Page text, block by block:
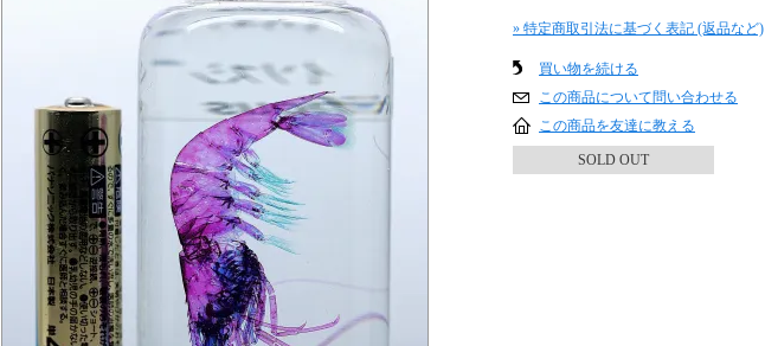
» 特定商取引法に基づく表記 (返品など)
買い物を続ける
この商品について問い合わせる
この商品を友達に教える
SOLD OUT